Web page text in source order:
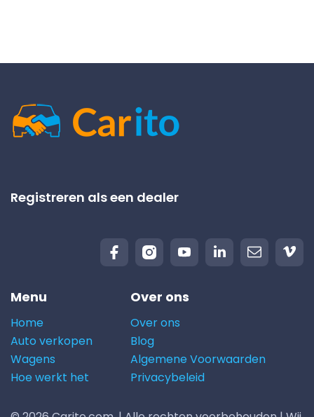
Registreren als een dealer
Menu
Home
Auto verkopen
Wagens
Hoe werkt het
Over ons
Over ons
Blog
Algemene Voorwaarden
Privacybeleid